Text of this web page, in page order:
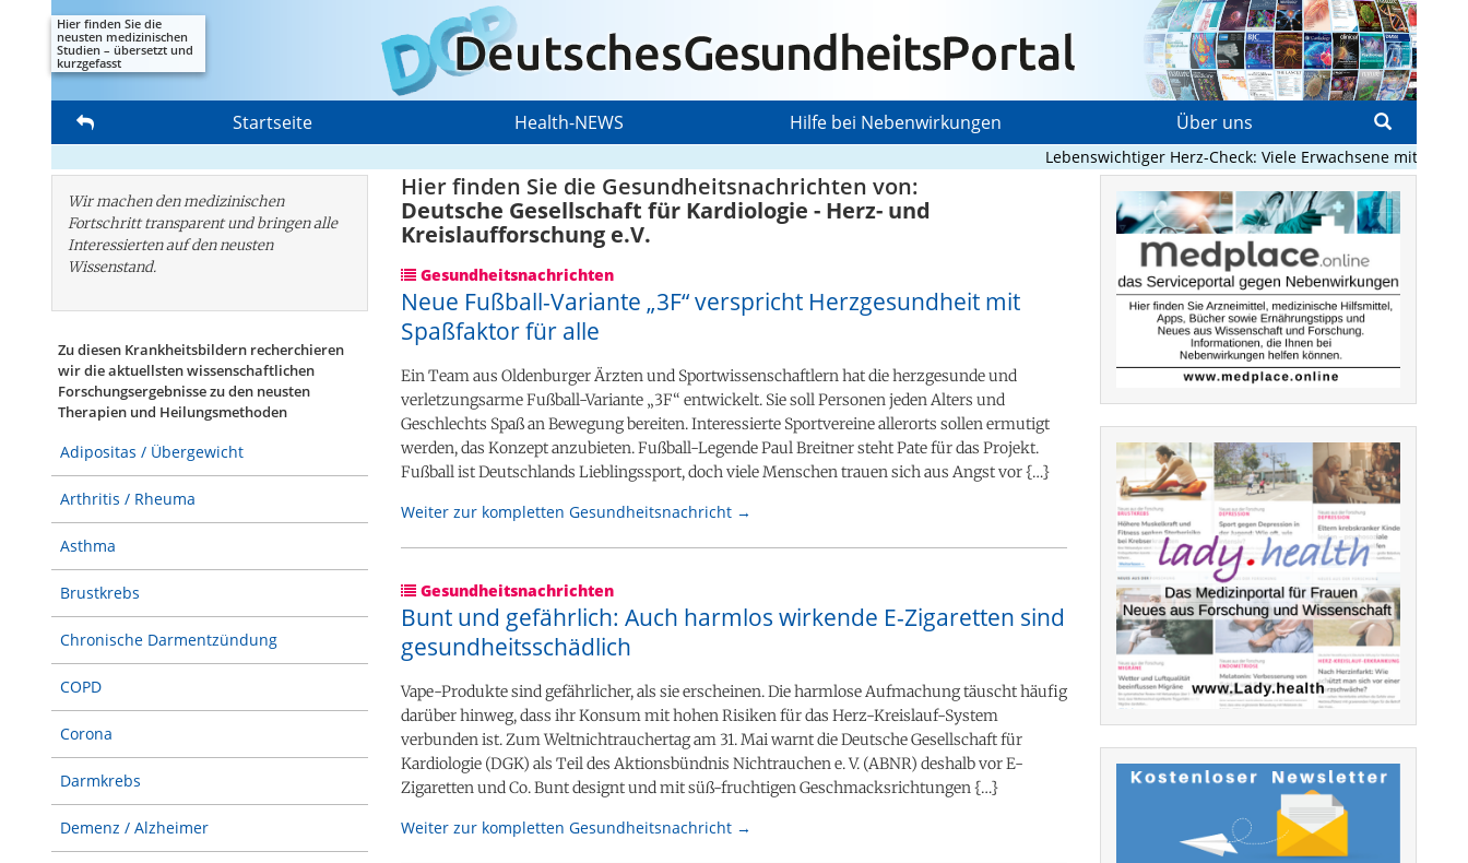
Hier finden Sie die
neusten medizinischen
Studien – übersetzt und
kurzgefasst
Startseite Health-NEWS Hilfe bei Nebenwirkungen Über uns
Lebenswichtiger Herz-Check: Viele Erwachsene mit
Wir machen den medizinischen
Fortschritt transparent und bringen alle
Interessierten auf den neusten
Wissenstand.
Zu diesen Krankheitsbildern recherchieren
wir die aktuellsten wissenschaftlichen
Forschungs­ergebnisse zu den neusten
Therapien und Heilungsmethoden
Adipositas / Übergewicht
Arthritis / Rheuma
Asthma
Brustkrebs
Chronische Darmentzündung
COPD
Corona
Darmkrebs
Demenz / Alzheimer
Hier finden Sie die Gesundheitsnachrichten von:
Deutsche Gesellschaft für Kardiologie - Herz- und
Kreislaufforschung e.V.
Gesundheitsnachrichten
Neue Fußball-Variante „3F“ verspricht Herzgesundheit mit
Spaßfaktor für alle
Ein Team aus Oldenburger Ärzten und Sportwissenschaftlern hat die herzgesunde und
verletzungsarme Fußball-Variante „3F“ entwickelt. Sie soll Personen jeden Alters und
Geschlechts Spaß an Bewegung bereiten. Interessierte Sportvereine allerorts sollen ermutigt
werden, das Konzept anzubieten. Fußball-Legende Paul Breitner steht Pate für das Projekt.
Fußball ist Deutschlands Lieblingssport, doch viele Menschen trauen sich aus Angst vor {…}
Weiter zur kompletten Gesundheitsnachricht →
Gesundheitsnachrichten
Bunt und gefährlich: Auch harmlos wirkende E-Zigaretten sind
gesundheitsschädlich
Vape-Produkte sind gefährlicher, als sie erscheinen. Die harmlose Aufmachung täuscht häufig
darüber hinweg, dass ihr Konsum mit hohen Risiken für das Herz-Kreislauf-System
verbunden ist. Zum Weltnichtrauchertag am 31. Mai warnt die Deutsche Gesellschaft für
Kardiologie (DGK) als Teil des Aktionsbündnis Nichtrauchen e. V. (ABNR) deshalb vor E-
Zigaretten und Co. Bunt designt und mit süß-fruchtigen Geschmacksrichtungen {…}
Weiter zur kompletten Gesundheitsnachricht →